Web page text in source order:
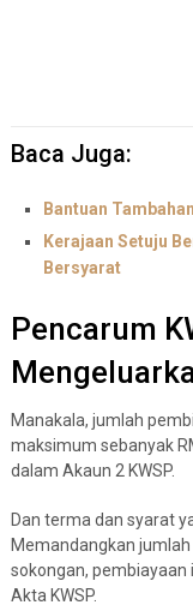
Baca Juga:
Bantuan
Kerajaan Setuju
Bersyarat
Pencarum
Manakala, jumlah
maksimum sebanyak
dalam Akaun 2 KWSP.
Dan terma dan syarat
Memandangkan
sokongan,
Akta KWSP.